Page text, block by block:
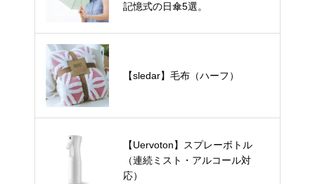
記憶式の日傘5選。
【sledar】毛布（ハーフ）
【Uervoton】スプレーボトル
（連続ミスト・アルコール対
応）